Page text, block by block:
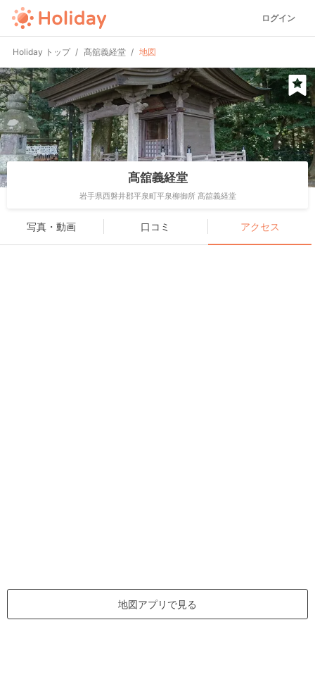
ログイン
Holiday トップ 髙舘義経堂 地図
髙舘義経堂
岩手県西磐井郡平泉町平泉柳御所 髙舘義経堂
写真・動画 口コミ アクセス
地図アプリで見る